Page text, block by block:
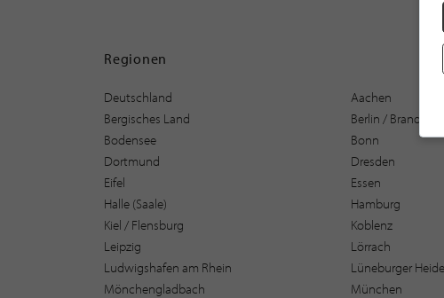
Regionen
Deutschland Aachen
Bergisches Land
Berlin /
Bodensee
Bonn
Dortmund
Dresden
Eifel
Essen
Halle (Saale)
Hamburg
Kiel / Flensburg
Koblenz
Leipzig
Lörrach
Ludwigshafen am Rhein
Lüneburger Heide
Mönchengladbach
München